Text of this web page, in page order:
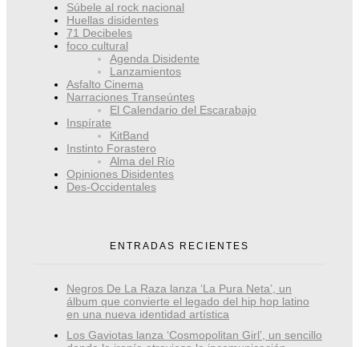
Súbele al rock nacional
Huellas disidentes
71 Decibeles
foco cultural
Agenda Disidente
Lanzamientos
Asfalto Cinema
Narraciones Transeúntes
El Calendario del Escarabajo
Inspírate
KitBand
Instinto Forastero
Alma del Río
Opiniones Disidentes
Des-Occidentales
ENTRADAS RECIENTES
Negros De La Raza lanza ‘La Pura Neta’, un
álbum que convierte el legado del hip hop latino
en una nueva identidad artística
Los Gaviotas lanza ‘Cosmopolitan Girl’, un sencillo